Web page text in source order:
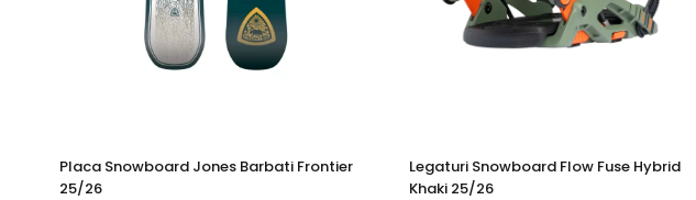
Placa Snowboard Jones Barbati Frontier
25/26
Legaturi Snowboard Flow Fuse Hybrid
Khaki 25/26